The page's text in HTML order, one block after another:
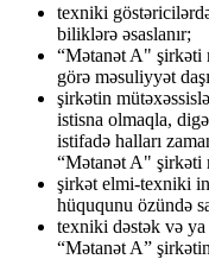
texniki
biliklərə əsaslanır;
“Mətanət A" şirkəti
görə məsuliyyət
şirkətin
istisna olmaqla,
istifadə halları
“Mətanət A" şirkəti
şirkət elmi-texniki
hüququnu özündə
texniki dəstək və
“Mətanət A”